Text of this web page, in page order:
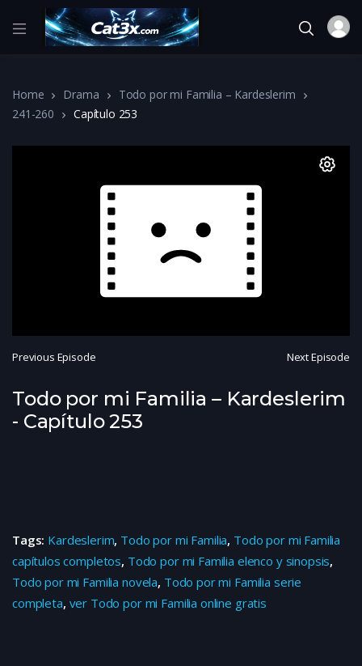
Home Drama
Todo por mi Familia – Kardeslerim
241-260
Capítulo 253
Previous Episode Next Episode
Todo por mi Familia – Kardeslerim
- Capítulo 253
Tags: Kardeslerim, Todo por mi Familia, Todo por mi Familia
capítulos completos, Todo por mi Familia elenco y sinopsis,
Todo por mi Familia novela, Todo por mi Familia serie
completa, ver Todo por mi Familia online gratis